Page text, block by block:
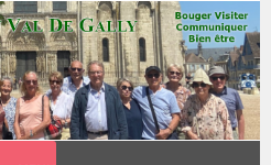
GALLY
= BIEN ÊTRE